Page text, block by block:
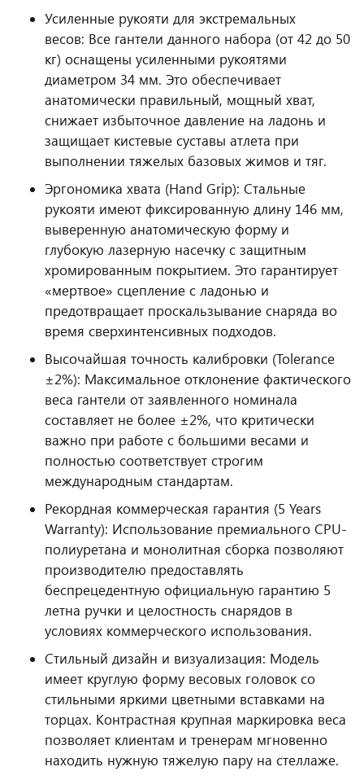
Усиленные рукояти для экстремальных
весов: Все гантели данного набора (от 42 до 50
кг) оснащены усиленными рукоятями
диаметром 34 мм. Это обеспечивает
анатомически правильный, мощный хват,
снижает избыточное давление на ладонь и
защищает кистевые суставы атлета при
выполнении тяжелых базовых жимов и тяг.
Эргономика хвата (Hand Grip): Стальные
рукояти имеют фиксированную длину 146 мм,
выверенную анатомическую форму и
глубокую лазерную насечку с защитным
хромированным покрытием. Это гарантирует
«мертвое» сцепление с ладонью и
предотвращает проскальзывание снаряда во
время сверхинтенсивных подходов.
Высочайшая точность калибровки (Tolerance
±2%): Максимальное отклонение фактического
веса гантели от заявленного номинала
составляет не более ±2%, что критически
важно при работе с большими весами и
полностью соответствует строгим
международным стандартам.
Рекордная коммерческая гарантия (5 Years
Warranty): Использование премиального CPU-
полиуретана и монолитная сборка позволяют
производителю предоставлять
беспрецедентную официальную гарантию 5
летна ручки и целостность снарядов в
условиях коммерческого использования.
Стильный дизайн и визуализация: Модель
имеет круглую форму весовых головок со
стильными яркими цветными вставками на
торцах. Контрастная крупная маркировка веса
позволяет клиентам и тренерам мгновенно
находить нужную тяжелую пару на стеллаже.